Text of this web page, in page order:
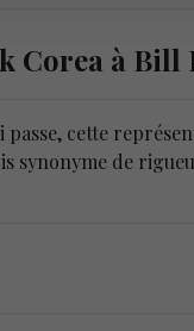
Corea à Bill
passe, cette
synonyme de